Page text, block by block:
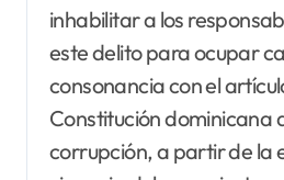
inhabilitar a los
este delito para ocupar
consonancia con el
Constitución dominicana
corrupción, a partir de la